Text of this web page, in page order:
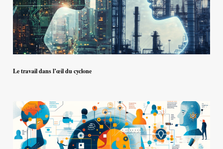
Le travail dans l’œil du cyclone